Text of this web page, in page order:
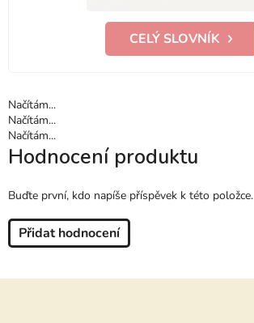
CELÝ SLOVNÍK
Načítám...
Načítám...
Načítám...
Hodnocení produktu
Buďte první, kdo napíše příspěvek k této položce.
Přidat hodnocení